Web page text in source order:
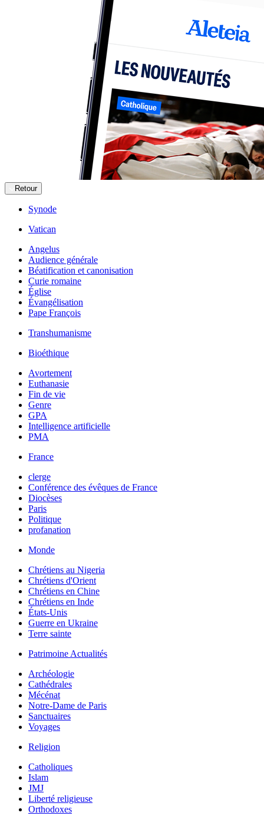
Retour
Synode
Vatican
Angelus
Audience générale
Béatification et canonisation
Curie romaine
Église
Évangélisation
Pape François
Transhumanisme
Bioéthique
Avortement
Euthanasie
Fin de vie
Genre
GPA
Intelligence artificielle
PMA
France
clerge
Conférence des évêques de France
Diocèses
Paris
Politique
profanation
Monde
Chrétiens au Nigeria
Chrétiens d'Orient
Chrétiens en Chine
Chrétiens en Inde
États-Unis
Guerre en Ukraine
Terre sainte
Patrimoine Actualités
Archéologie
Cathédrales
Mécénat
Notre-Dame de Paris
Sanctuaires
Voyages
Religion
Catholiques
Islam
JMJ
Liberté religieuse
Orthodoxes